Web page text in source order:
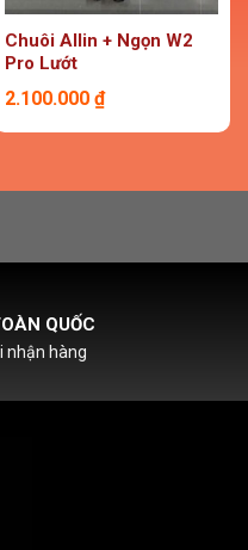
Chuôi Allin + Ngọn W2
Pro Lướt
2.100.000 ₫